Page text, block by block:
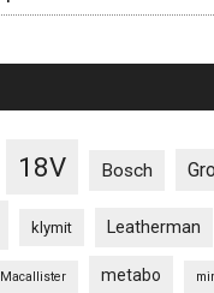
18V Bosch
klymit Leatherman
Macallister metabo